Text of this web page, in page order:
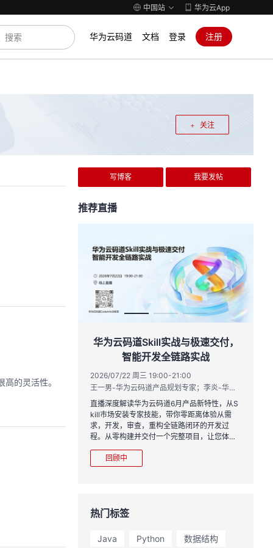
中国站 华为云App
华为云码道 文档 登录 注册
关注
的灵活性。
写博客 我要发帖
推荐直播
负责人
华为云码道Skill实战与极速交付，
智能开发全链路实战
2026/07/22 周三 19:00-21:00
王一男-华为云码道产品规划专家；李炎-华为云码道产品专家；姜浩-华为云HCDG核心组成员
直播深度解读华为云码道6月产品新特性，从S
kill市场安装专家技能，带你零距离体验从需
求，开发，审查，重构全链路闭环的开发过
程。从零构建并交付一个完整项目，让您体验
从代码提交到服务上线的“极速”之旅。
回顾中
热门标签
Java Python 数据结构